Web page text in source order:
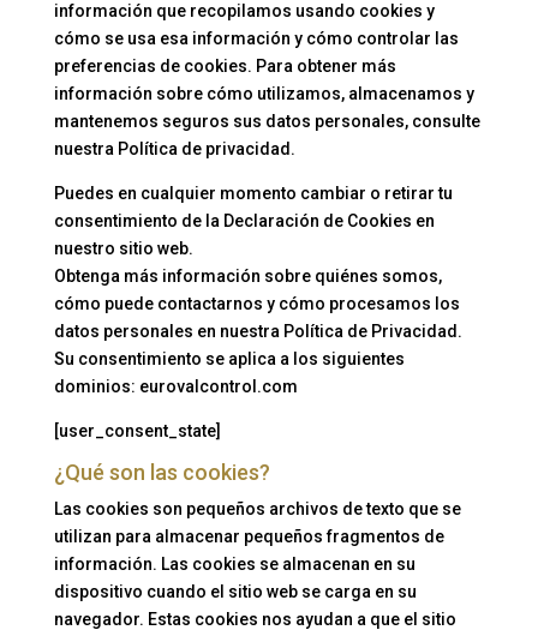
información que recopilamos usando cookies y
cómo se usa esa información y cómo controlar las
preferencias de cookies. Para obtener más
información sobre cómo utilizamos, almacenamos y
mantenemos seguros sus datos personales, consulte
nuestra Política de privacidad.
Puedes en cualquier momento cambiar o retirar tu
consentimiento de la Declaración de Cookies en
nuestro sitio web.
Obtenga más información sobre quiénes somos,
cómo puede contactarnos y cómo procesamos los
datos personales en nuestra Política de Privacidad.
Su consentimiento se aplica a los siguientes
dominios: eurovalcontrol.com
[user_consent_state]
¿Qué son las cookies?
Las cookies son pequeños archivos de texto que se
utilizan para almacenar pequeños fragmentos de
información. Las cookies se almacenan en su
dispositivo cuando el sitio web se carga en su
navegador. Estas cookies nos ayudan a que el sitio